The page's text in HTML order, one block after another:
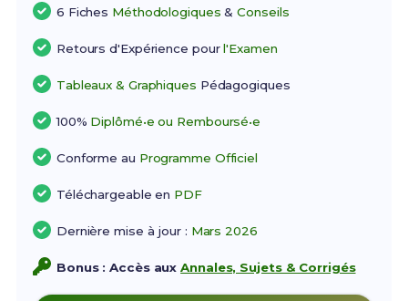
6 Fiches Méthodologiques &Conseils
Retours d'Expérience pourl'Examen
Tableaux & Graphiques Pédagogiques
100% Diplômé•e ou Remboursé•e
Conforme au Programme Officiel
Téléchargeable en PDF
Dernière mise à jour : Mars 2026
Bonus : Accès auxAnnales, Sujets & Corrigés